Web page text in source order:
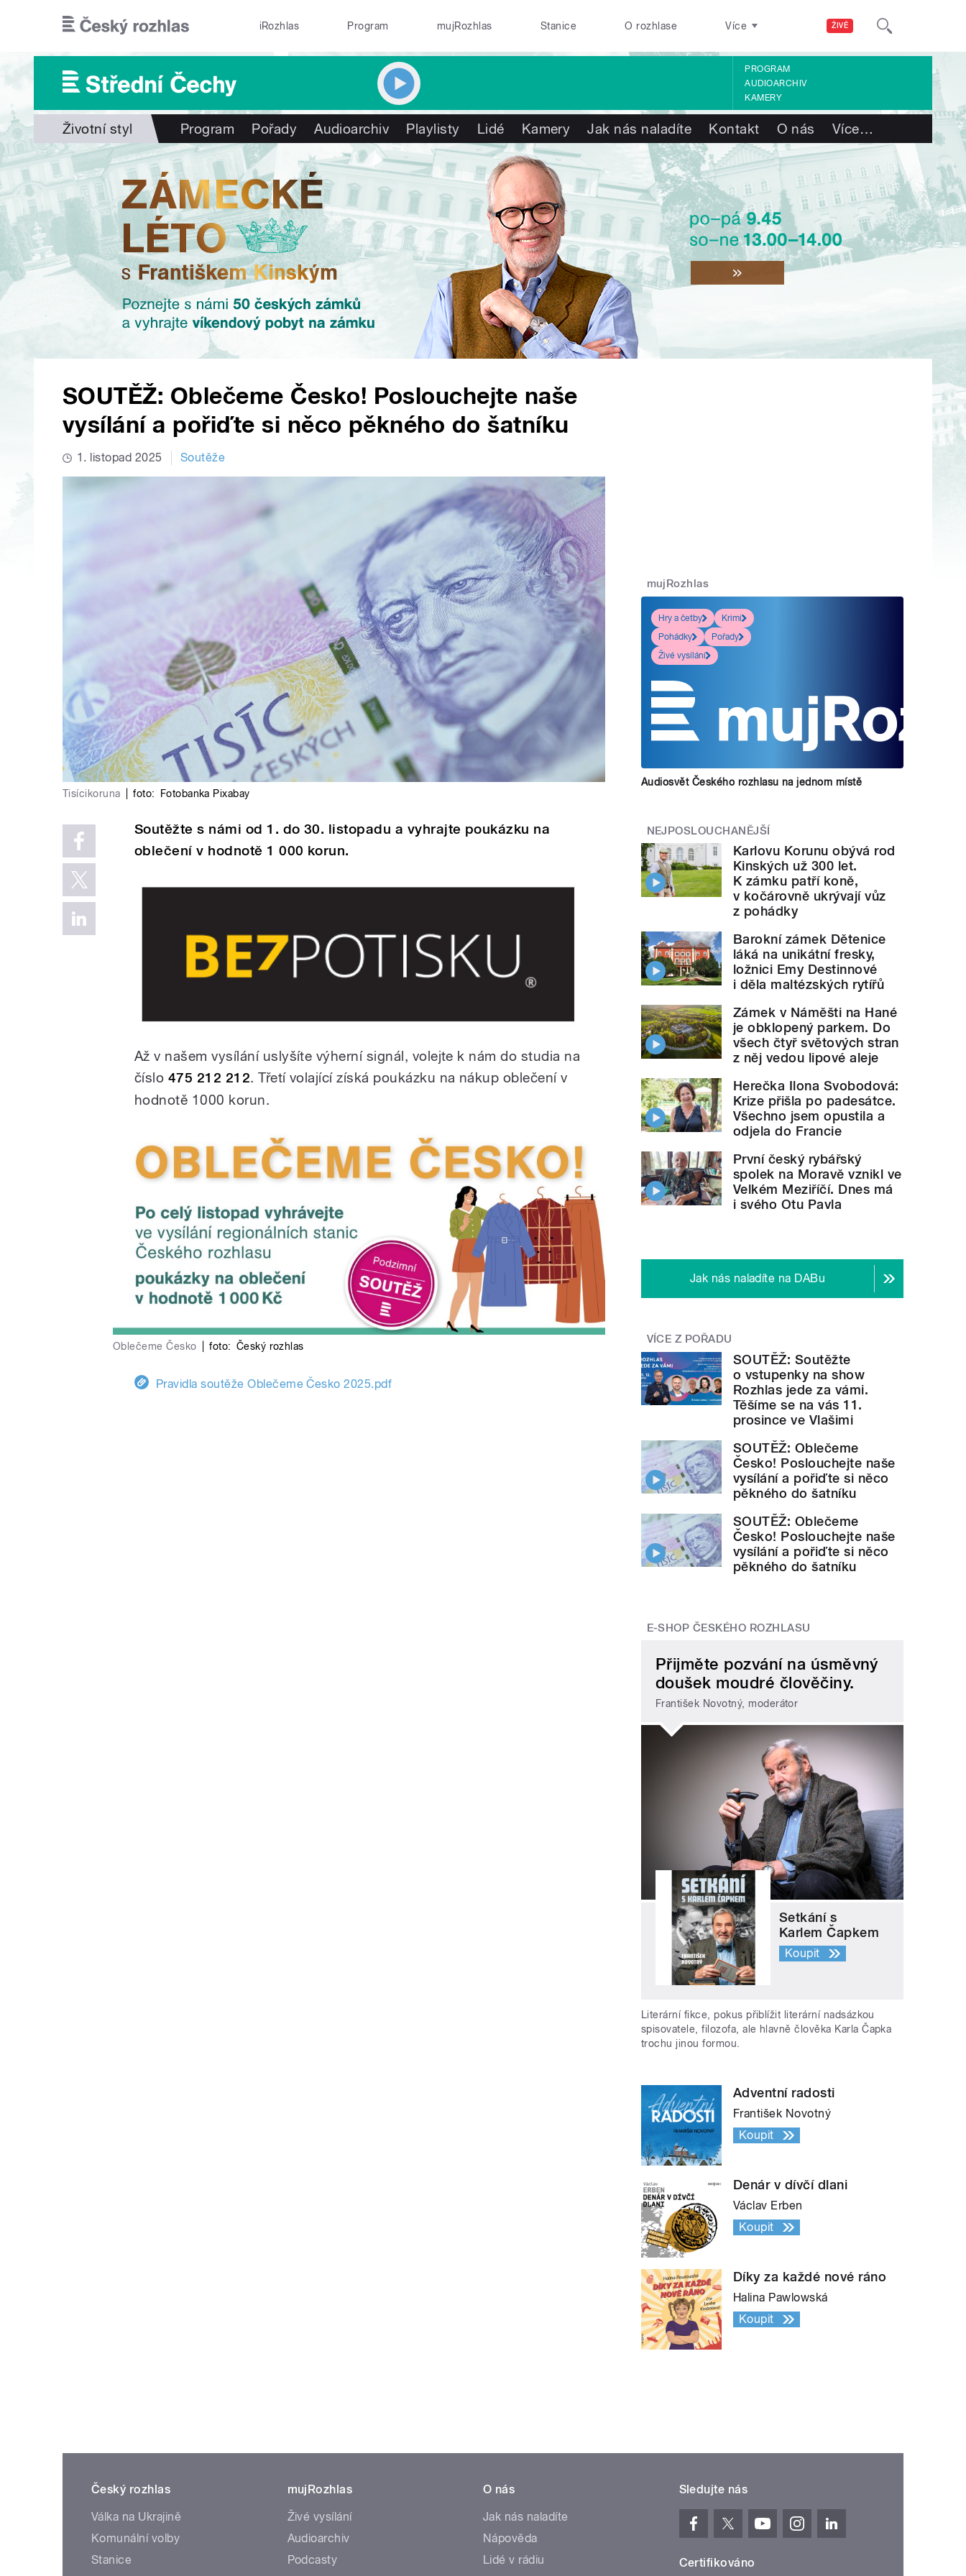
ŽIVĚ
iRozhlas Program mujRozhlas Stanice O rozhlase Více
PROGRAM
AUDIOARCHIV
KAMERY
Životní styl Program Pořady Audioarchiv Playlisty Lidé Kamery Jak nás naladíte Kontakt O nás Více…
SOUTĚŽ: Oblečeme Česko! Poslouchejte naše
vysílání a pořiďte si něco pěkného do šatníku
1. listopad 2025 Soutěže
Tisícikoruna foto: Fotobanka Pixabay
Soutěžte s námi od 1. do 30. listopadu a vyhrajte poukázku na
oblečení v hodnotě 1 000 korun.
Až v našem vysílání uslyšíte výherní signál, volejte k nám do studia na
číslo 475 212 212. Třetí volající získá poukázku na nákup oblečení v
hodnotě 1000 korun.
Oblečeme Česko foto: Český rozhlas
Pravidla soutěže Oblečeme Česko 2025.pdf
mujRozhlas
Hry a četby
Krimi
Pohádky
Pořady
Živé vysílání
Audiosvět Českého rozhlasu na jednom místě
NEJPOSLOUCHANĚJŠÍ
Karlovu Korunu obývá rod
Kinských už 300 let.
K zámku patří koně,
v kočárovně ukrývají vůz
z pohádky
Barokní zámek Dětenice
láká na unikátní fresky,
ložnici Emy Destinnové
i děla maltézských rytířů
Zámek v Náměšti na Hané
je obklopený parkem. Do
všech čtyř světových stran
z něj vedou lipové aleje
Herečka Ilona Svobodová:
Krize přišla po padesátce.
Všechno jsem opustila a
odjela do Francie
První český rybářský
spolek na Moravě vznikl ve
Velkém Meziříčí. Dnes má
i svého Otu Pavla
Jak nás naladíte na DABu
VÍCE Z POŘADU
SOUTĚŽ: Soutěžte
o vstupenky na show
Rozhlas jede za vámi.
Těšíme se na vás 11.
prosince ve Vlašimi
SOUTĚŽ: Oblečeme
Česko! Poslouchejte naše
vysílání a pořiďte si něco
pěkného do šatníku
SOUTĚŽ: Oblečeme
Česko! Poslouchejte naše
vysílání a pořiďte si něco
pěkného do šatníku
E-SHOP ČESKÉHO ROZHLASU
Přijměte pozvání na úsměvný
doušek moudré člověčiny.
František Novotný, moderátor
Setkání s
Karlem Čapkem
Koupit
Literární fikce, pokus přiblížit literární nadsázkou
spisovatele, filozofa, ale hlavně člověka Karla Čapka
trochu jinou formou.
Adventní radosti
František Novotný
Koupit
Denár v dívčí dlani
Václav Erben
Koupit
Díky za každé nové ráno
Halina Pawlowská
Koupit
Český rozhlas
Válka na Ukrajině
Komunální volby
Stanice
mujRozhlas
Živé vysílání
Audioarchiv
Podcasty
O nás
Jak nás naladíte
Nápověda
Lidé v rádiu
Sledujte nás
Certifikováno